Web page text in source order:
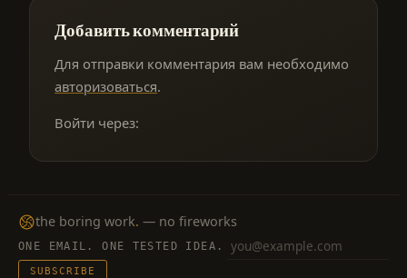
Добавить комментарий
Для отправки комментария вам необходимо
авторизоваться.
Войти через:
the boring work. — no fireworks
Email
ONE EMAIL. ONE TESTED IDEA.
SUBSCRIBE